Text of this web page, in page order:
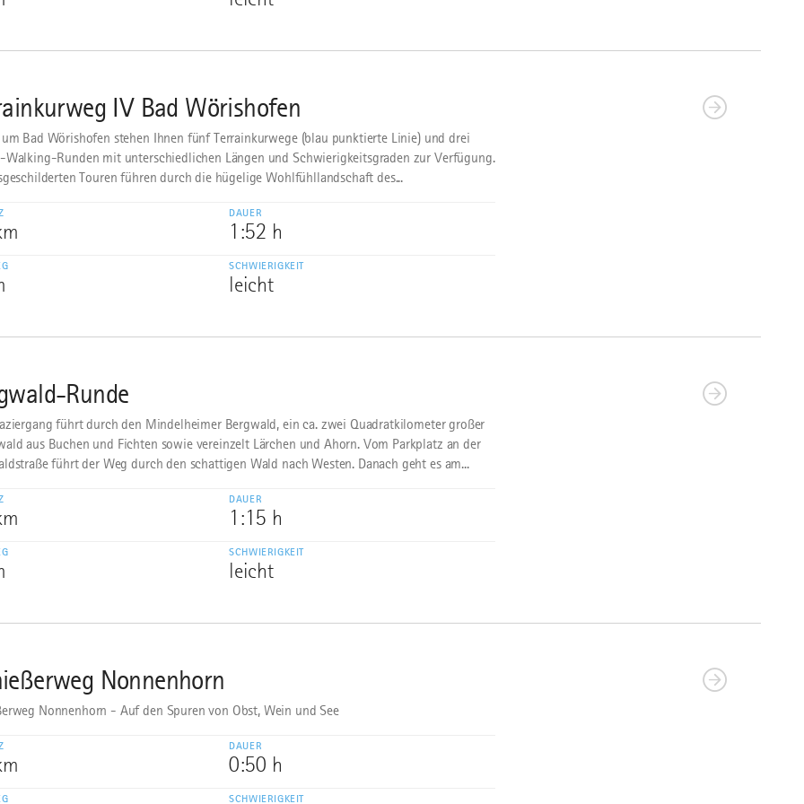
IV Bad Wörishofen
Bad Wörishofen stehen Ihnen fünf Terrainkurwege (blau punktierte Linie) und drei
Walking-Runden mit unterschiedlichen Längen und Schwierigkeitsgraden zur Verfügung.
Touren führen durch die hügelige Wohlfühllandschaft des...
DAUER
1:52 h
SCHWIERIGKEIT
leicht
Runde
führt durch den Mindelheimer Bergwald, ein ca. zwei Quadratkilometer großer
aus Buchen und Fichten sowie vereinzelt Lärchen und Ahorn. Vom Parkplatz an der
führt der Weg durch den schattigen Wald nach Westen. Danach geht es am...
DAUER
1:15 h
SCHWIERIGKEIT
leicht
Nonnenhorn
Nonnenhorn - Auf den Spuren von Obst, Wein und See
DAUER
0:50 h
SCHWIERIGKEIT